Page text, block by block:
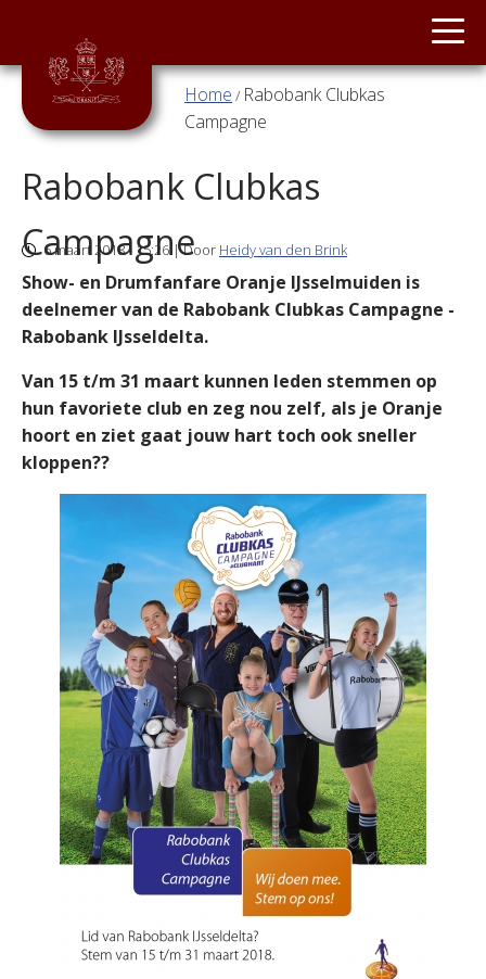
Overslaan en naar de inhoud gaan
Main menu
ORANJE
ORANJE
STAGEBAND
TWIRLGROEP
SLAG
&
NIEUWS
CONTACT
Rabobank Clubkas
Campagne
U bent hier
Home / Rabobank Clubkas
Campagne
6 maart 2018 - 15:26 | Door Heidy van den Brink
Show- en Drumfanfare Oranje IJsselmuiden is
deelnemer van de Rabobank Clubkas Campagne -
Rabobank IJsseldelta.
Van 15 t/m 31 maart kunnen leden stemmen op
hun favoriete club en zeg nou zelf, als je Oranje
hoort en ziet gaat jouw hart toch ook sneller
kloppen??